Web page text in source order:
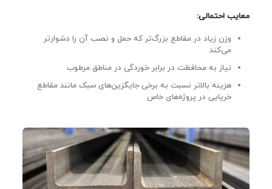
معایب احتمالی:
وزن زیاد در مقاطع بزرگ‌تر که حمل و نصب آن را دشوارتر
می‌کند
نیاز به محافظت در برابر خوردگی در مناطق مرطوب
هزینه بالاتر نسبت به برخی جایگزین‌های سبک مانند مقاطع
خرپایی در پروژه‌های خاص